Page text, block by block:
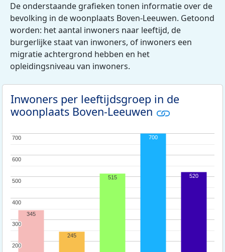
De onderstaande grafieken tonen informatie over de
bevolking in de woonplaats Boven-Leeuwen. Getoond
worden: het aantal inwoners naar leeftijd, de
burgerlijke staat van inwoners, of inwoners een
migratie achtergrond hebben en het
opleidingsniveau van inwoners.
Inwoners per leeftijdsgroep in de
woonplaats Boven-Leeuwen
200
200
300
300
400
400
500
500
600
600
700
700
345
245
515
700
520